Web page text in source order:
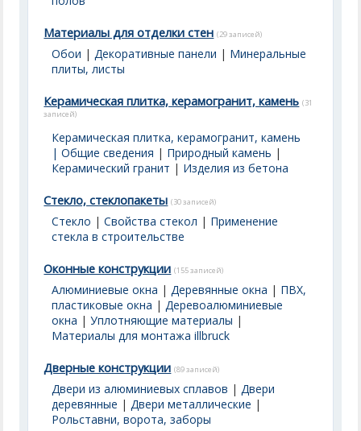
Материалы для отделки стен (29 записей)
Обои |Декоративные панели | Минеральные
плиты, листы
Керамическая плитка, керамогранит, камень (31
записей)
Керамическая плитка, керамогранит, камень
| Общие сведения | Природный камень |
Керамический гранит | Изделия из бетона
Стекло, стеклопакеты (30 записей)
Стекло |Свойства стекол | Применение
стекла в строительстве
Оконные конструкции (155 записей)
Алюминиевые окна |Деревянные окна | ПВХ,
пластиковые окна |Деревоалюминиевые
окна |Уплотняющие материалы |
Материалы для монтажа illbruck
Дверные конструкции (89 записей)
Двери из алюминиевых сплавов |Двери
деревянные |Двери металлические |
Рольставни, ворота, заборы